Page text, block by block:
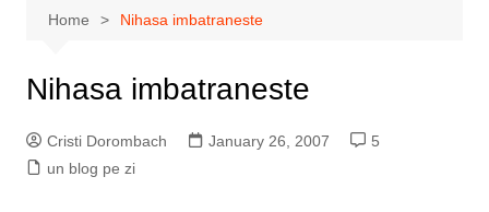
Home Nihasa imbatraneste
Nihasa imbatraneste
Cristi Dorombach January 26, 2007
5
un blog pe zi